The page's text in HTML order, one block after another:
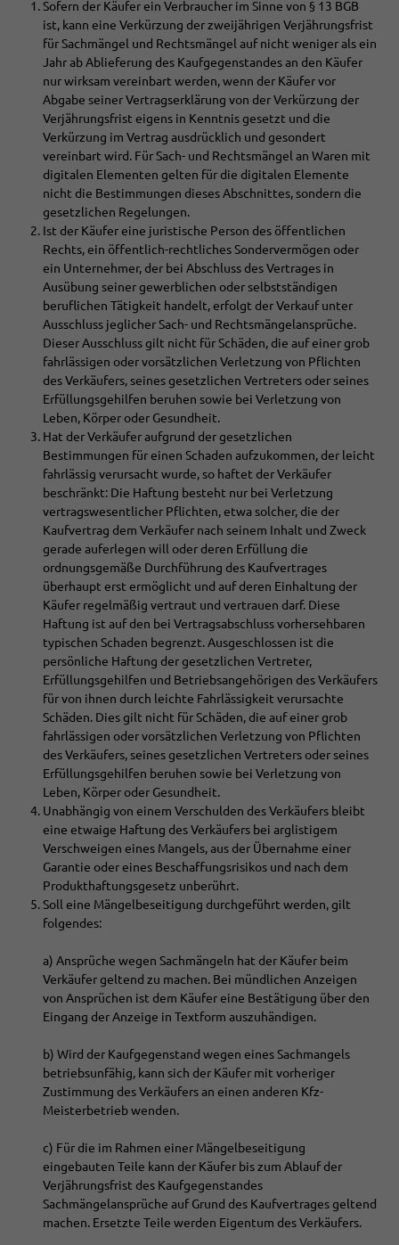
Sofern der Käufer ein Verbraucher im Sinne von § 13 BGB
ist, kann eine Verkürzung der zweijährigen Verjährungsfrist
für Sachmängel und Rechtsmängel auf nicht weniger als ein
Jahr ab Ablieferung des Kaufgegenstandes an den Käufer
nur wirksam vereinbart werden, wenn der Käufer vor
Abgabe seiner Vertragserklärung von der Verkürzung der
Verjährungsfrist eigens in Kenntnis gesetzt und die
Verkürzung im Vertrag ausdrücklich und gesondert
vereinbart wird. Für Sach- und Rechtsmängel an Waren mit
digitalen Elementen gelten für die digitalen Elemente
nicht die Bestimmungen dieses Abschnittes, sondern die
gesetzlichen Regelungen.
Ist der Käufer eine juristische Person des öffentlichen
Rechts, ein öffentlich-rechtliches Sondervermögen oder
ein Unternehmer, der bei Abschluss des Vertrages in
Ausübung seiner gewerblichen oder selbstständigen
beruflichen Tätigkeit handelt, erfolgt der Verkauf unter
Ausschluss jeglicher Sach- und Rechtsmängelansprüche.
Dieser Ausschluss gilt nicht für Schäden, die auf einer grob
fahrlässigen oder vorsätzlichen Verletzung von Pflichten
des Verkäufers, seines gesetzlichen Vertreters oder seines
Erfüllungsgehilfen beruhen sowie bei Verletzung von
Leben, Körper oder Gesundheit.
Hat der Verkäufer aufgrund der gesetzlichen
Bestimmungen für einen Schaden aufzukommen, der leicht
fahrlässig verursacht wurde, so haftet der Verkäufer
beschränkt: Die Haftung besteht nur bei Verletzung
vertragswesentlicher Pflichten, etwa solcher, die der
Kaufvertrag dem Verkäufer nach seinem Inhalt und Zweck
gerade auferlegen will oder deren Erfüllung die
ordnungsgemäße Durchführung des Kaufvertrages
überhaupt erst ermöglicht und auf deren Einhaltung der
Käufer regelmäßig vertraut und vertrauen darf. Diese
Haftung ist auf den bei Vertragsabschluss vorhersehbaren
typischen Schaden begrenzt. Ausgeschlossen ist die
persönliche Haftung der gesetzlichen Vertreter,
Erfüllungsgehilfen und Betriebsangehörigen des Verkäufers
für von ihnen durch leichte Fahrlässigkeit verursachte
Schäden. Dies gilt nicht für Schäden, die auf einer grob
fahrlässigen oder vorsätzlichen Verletzung von Pflichten
des Verkäufers, seines gesetzlichen Vertreters oder seines
Erfüllungsgehilfen beruhen sowie bei Verletzung von
Leben, Körper oder Gesundheit.
Unabhängig von einem Verschulden des Verkäufers bleibt
eine etwaige Haftung des Verkäufers bei arglistigem
Verschweigen eines Mangels, aus der Übernahme einer
Garantie oder eines Beschaffungsrisikos und nach dem
Produkthaftungsgesetz unberührt.
Soll eine Mängelbeseitigung durchgeführt werden, gilt
folgendes:
a) Ansprüche wegen Sachmängeln hat der Käufer beim
Verkäufer geltend zu machen. Bei mündlichen Anzeigen
von Ansprüchen ist dem Käufer eine Bestätigung über den
Eingang der Anzeige in Textform auszuhändigen.
b) Wird der Kaufgegenstand wegen eines Sachmangels
betriebsunfähig, kann sich der Käufer mit vorheriger
Zustimmung des Verkäufers an einen anderen Kfz-
Meisterbetrieb wenden.
c) Für die im Rahmen einer Mängelbeseitigung
eingebauten Teile kann der Käufer bis zum Ablauf der
Verjährungsfrist des Kaufgegenstandes
Sachmängelansprüche auf Grund des Kaufvertrages geltend
machen. Ersetzte Teile werden Eigentum des Verkäufers.